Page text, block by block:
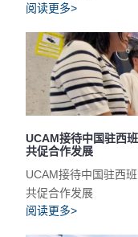
阅读更多>
UCAM接待中国驻西
共促合作发展
UCAM接待中国驻西
共促合作发展
阅读更多>